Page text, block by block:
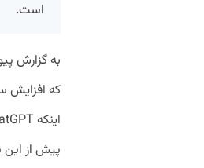
است.
که افزایش
پیش از این